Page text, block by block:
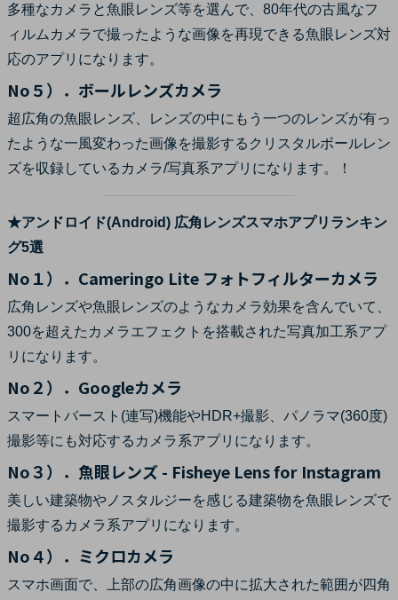
多種なカメラと魚眼レンズ等を選んで、80年代の古風なフ
ィルムカメラで撮ったような画像を再現できる魚眼レンズ対
応のアプリになります。
No５）．ボールレンズカメ‪ラ
超広角の魚眼レンズ、レンズの中にもう一つのレンズが有っ
たような一風変わった画像を撮影するクリスタルボールレン
ズを収録しているカメラ/写真系アプリになります。！
★アンドロイド(Android) 広角レンズスマホアプリランキン
グ5選
No１）．Cameringo Lite フォトフィルターカメラ
広角レンズや魚眼レンズのようなカメラ効果を含んでいて、
300を超えたカメラエフェクトを搭載された写真加工系アプ
リになります。
No２）．Googleカメラ
スマートバースト(連写)機能やHDR+撮影、パノラマ(360度)
撮影等にも対応するカメラ系アプリになります。
No３）．魚眼レンズ - Fisheye Lens for Instagram
美しい建築物やノスタルジーを感じる建築物を魚眼レンズで
撮影するカメラ系アプリになります。
No４）．ミクロカメラ
スマホ画面で、上部の広角画像の中に拡大された範囲が四角